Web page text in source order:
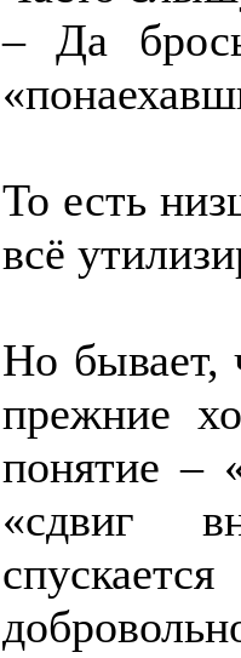
– Да
То есть
всё
Но бывает,
прежние
понятие –
«сдвиг